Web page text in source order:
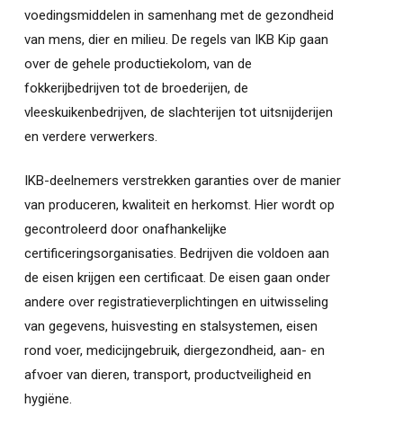
voedingsmiddelen in samenhang met de gezondheid
van mens, dier en milieu. De regels van IKB Kip gaan
over de gehele productiekolom, van de
fokkerijbedrijven tot de broederijen, de
vleeskuikenbedrijven, de slachterijen tot uitsnijderijen
en verdere verwerkers.
IKB-deelnemers verstrekken garanties over de manier
van produceren, kwaliteit en herkomst. Hier wordt op
gecontroleerd door onafhankelijke
certificeringsorganisaties. Bedrijven die voldoen aan
de eisen krijgen een certificaat. De eisen gaan onder
andere over registratieverplichtingen en uitwisseling
van gegevens, huisvesting en stalsystemen, eisen
rond voer, medicijngebruik, diergezondheid, aan- en
afvoer van dieren, transport, productveiligheid en
hygiëne.